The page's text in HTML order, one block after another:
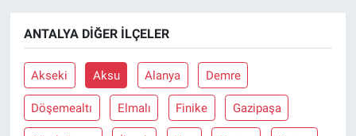
ANTALYA DIĞER İLÇELER
Akseki Aksu Alanya Demre
Döşemealtı Elmalı Finike Gazipaşa